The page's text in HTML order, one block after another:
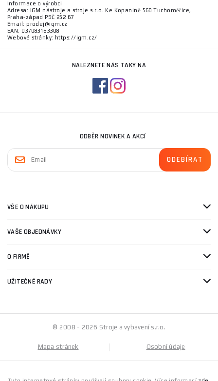
Informace o výrobci
Adresa: IGM nástroje a stroje s.r.o. Ke Kopanině 560 Tuchoměřice,
Praha-západ PSČ 252 67
Email: prodej@igm.cz
EAN: 037083163308
Webové stránky: https://igm.cz/
NALEZNETE NÁS TAKY NA
ODBĚR NOVINEK A AKCÍ
VŠE O NÁKUPU
VAŠE OBJEDNÁVKY
O FIRMĚ
UŽITEČNÉ RADY
© 2008 - 2026 Stroje a vybavení s.r.o.
Mapa stránek Osobní údaje